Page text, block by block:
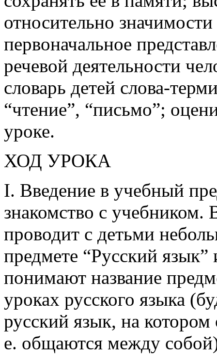
относительно
первоначальное
речевой деятельности
словарь детей слова-
“чтение”, “письмо”;
уроке.
ХОД УРОКА
I. Введение в учебный
знакомство с учебником.
проводит с детьми
предмете “Русский язык”
понимают название
уроках русского языка
русский язык, на
е. общаются между